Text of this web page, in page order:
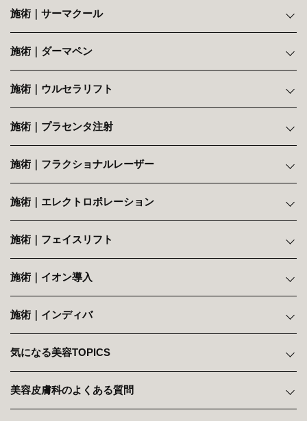
施術｜サーマクール
施術｜ダーマペン
施術｜ウルセラリフト
施術｜プラセンタ注射
施術｜フラクショナルレーザー
施術｜エレクトロポレーション
施術｜フェイスリフト
施術｜イオン導入
施術｜インディバ
気になる美容TOPICS
美容皮膚科のよくある質問